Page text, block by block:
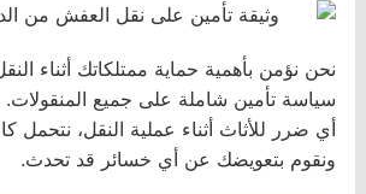
نحن نؤمن بأهمية حماية ممتلكاتك أثناء
سياسة تأمين شاملة على جميع
أي ضرر للأثاث أثناء عملية النقل، نتحمل
ونقوم بتعويضك عن أي خسائر قد تحدث.